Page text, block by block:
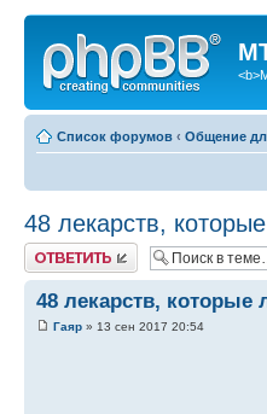
Список форумов ‹ Общение
48 лекарств,
Ответить
48 лекарств,
Гаяр » 13 сен 2017 20:54